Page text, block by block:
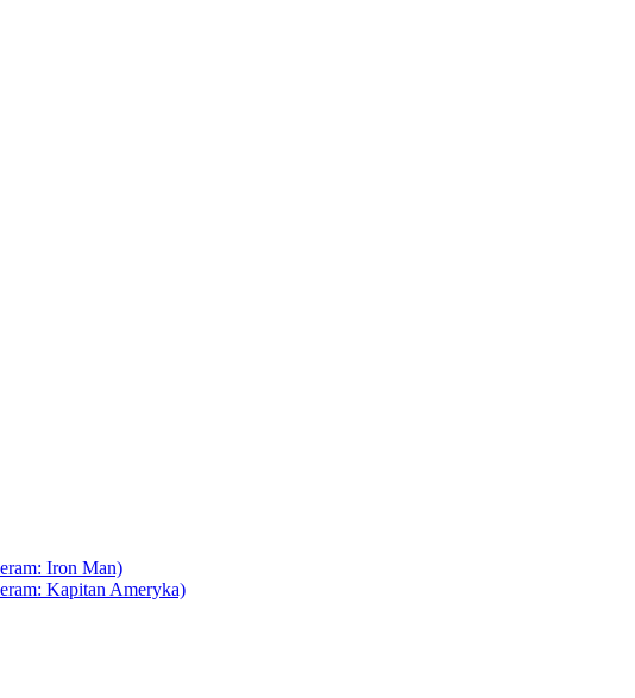
Iron Man)
Kapitan Ameryka)